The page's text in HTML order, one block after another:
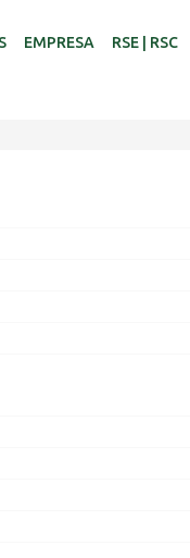
EMPRESA RSE | RSC